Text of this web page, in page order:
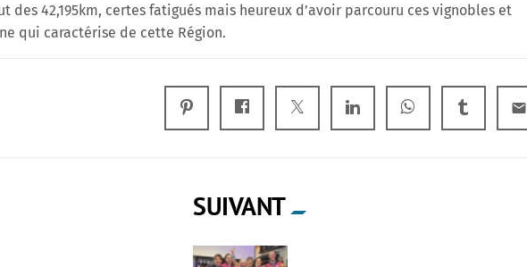
des 42,195km, certes fatigués mais heureux d’avoir parcouru ces vignobles et
qui caractérise de cette Région.
email
SUIVANT